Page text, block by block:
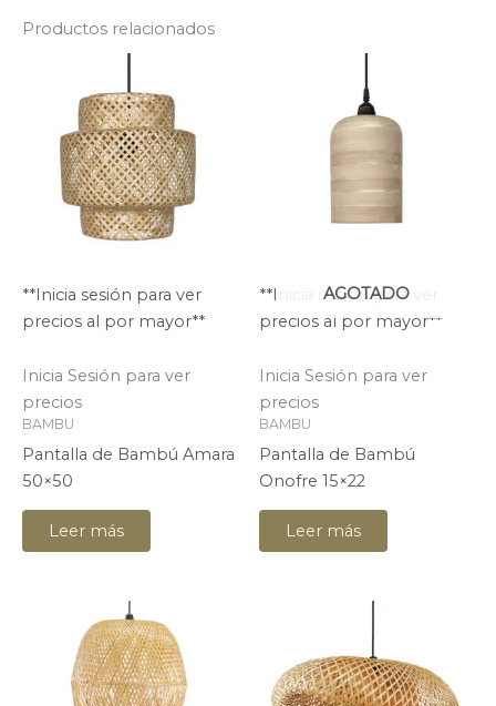
Productos relacionados
**Inicia sesión para ver
precios al por mayor**
Inicia Sesión para ver
precios
BAMBU
Pantalla de Bambú Amara
50×50
Leer más
AGOTADO
**Inicia sesión para ver
precios al por mayor**
Inicia Sesión para ver
precios
BAMBU
Pantalla de Bambú
Onofre 15×22
Leer más